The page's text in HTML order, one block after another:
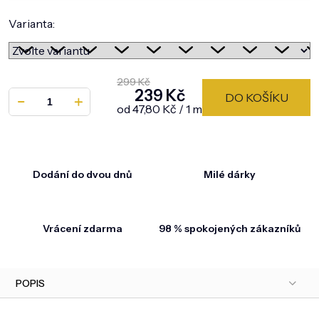
Varianta:
299 Kč
239 Kč
Měrná cena:
od 47,80 Kč / 1 m
DO KOŠÍKU
Dodání do dvou dnů Milé dárky
Vrácení zdarma 98 % spokojených zákazníků
POPIS